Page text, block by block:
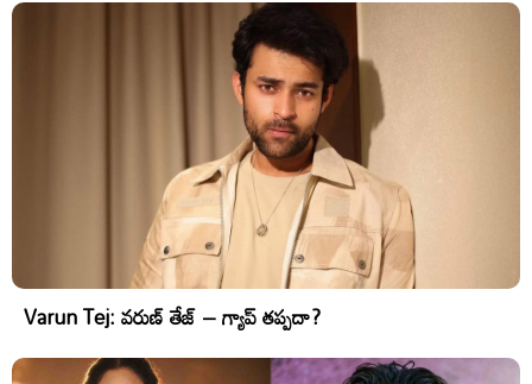
Varun Tej: వరుణ్ తేజ్ – గ్యాప్ తప్పదా?